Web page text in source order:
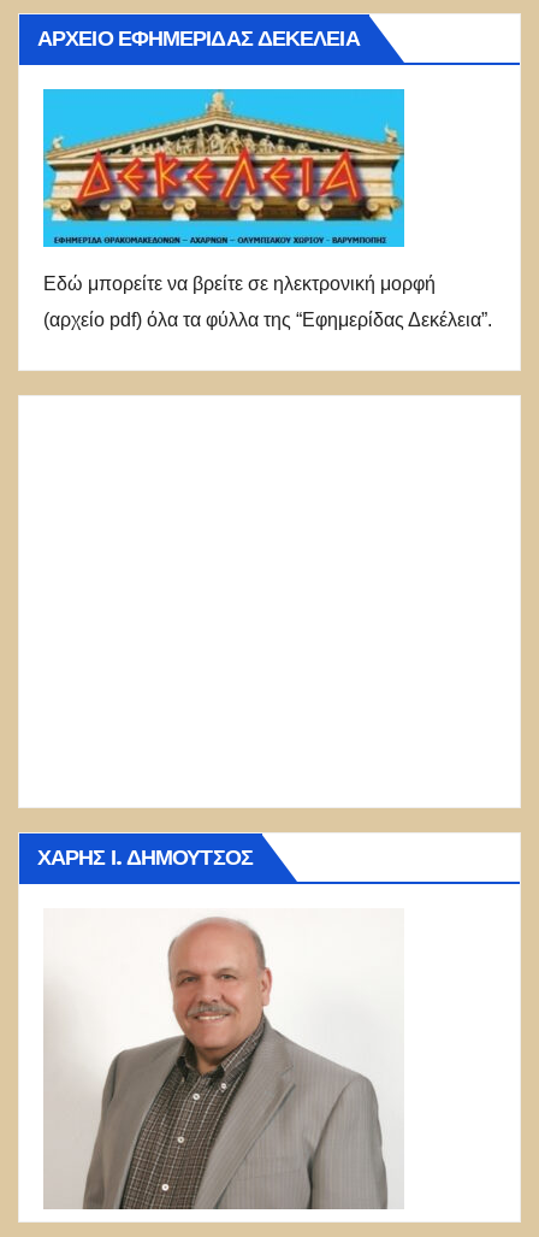
ΑΡΧΕΊΟ ΕΦΗΜΕΡΊΔΑΣ ΔΕΚΈΛΕΙΑ
Εδώ μπορείτε να βρείτε σε ηλεκτρονική μορφή
(αρχείο pdf) όλα τα φύλλα της “Εφημερίδας Δεκέλεια”.
ΧΆΡΗΣ Ι. ΔΗΜΟΎΤΣΟΣ